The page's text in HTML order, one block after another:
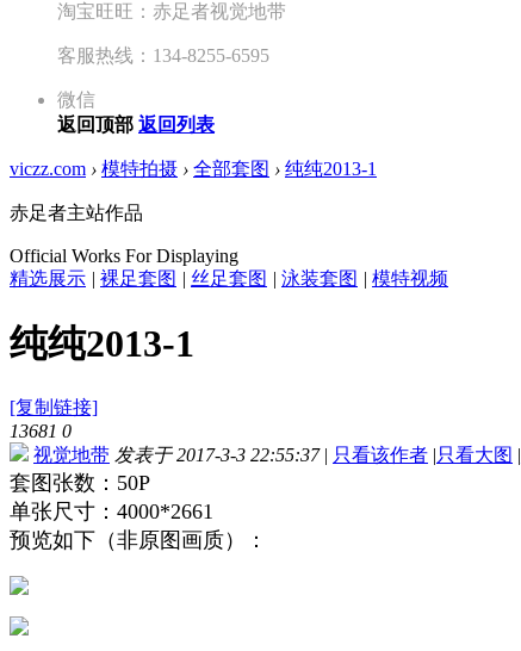
淘宝旺旺：赤足者视觉地带
客服热线：134-8255-6595
微信
返回顶部 返回列表
viczz.com › 模特拍摄 › 全部套图 › 纯纯2013-1
赤足者主站作品
Official Works For Displaying
精选展示 | 裸足套图 | 丝足套图 | 泳装套图 | 模特视频
纯纯2013-1
[复制链接]
13681 0
视觉地带 发表于 2017-3-3 22:55:37 | 只看该作者 |只看大图 |
套图张数：50P
单张尺寸：4000*2661
预览如下（非原图画质）：